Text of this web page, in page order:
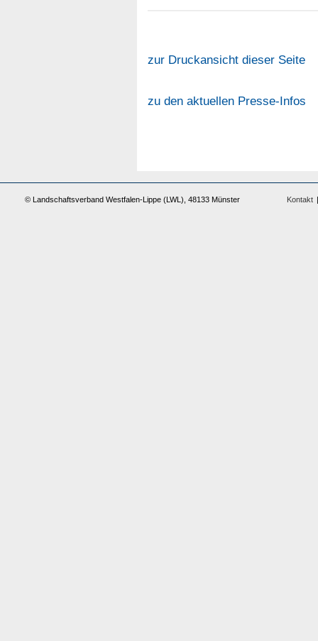
zur Druckansicht dieser Seite
zu den aktuellen Presse-Infos
© Landschaftsverband Westfalen-Lippe (LWL), 48133 Münster Kontakt |